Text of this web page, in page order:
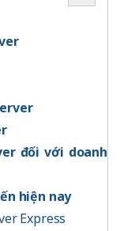
đối với doanh
hiện nay
Express